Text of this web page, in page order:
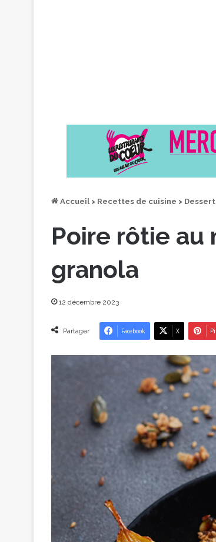
Accueil > Recettes de cuisine >
Poire rôtie au
granola
12 décembre 2023
Partager Facebook X